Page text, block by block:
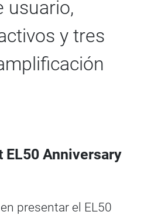
usuario,
y tres
EL50 Anniversary
presentar el EL50